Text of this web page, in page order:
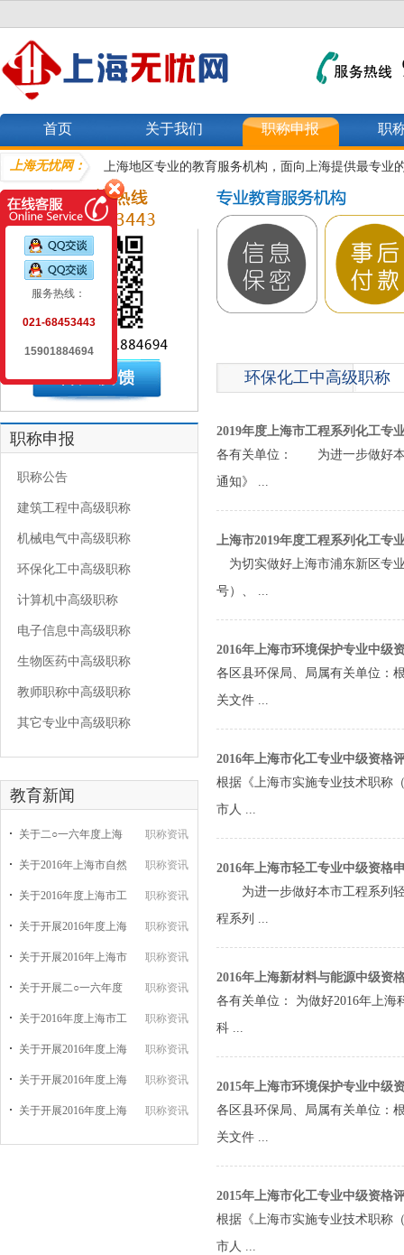
首页 关于我们 职称申报 职
上海无忧网： 上海地区专业的教育服务机构，面向上海提供最专业
职称申报
职称公告
建筑工程中高级职称
机械电气中高级职称
环保化工中高级职称
计算机中高级职称
电子信息中高级职称
生物医药中高级职称
教师职称中高级职称
其它专业中高级职称
教育新闻
关于二○一六年度上海 职称资讯
关于2016年上海市自然 职称资讯
关于2016年度上海市工 职称资讯
关于开展2016年度上海 职称资讯
关于开展2016年上海市 职称资讯
关于开展二○一六年度 职称资讯
关于2016年度上海市工 职称资讯
关于开展2016年度上海 职称资讯
关于开展2016年度上海 职称资讯
关于开展2016年度上海 职称资讯
环保化工中高级职称
2019年度上海市工程系列化工专
各有关单位： 为进一步做好本
通知》 ...
上海市2019年度工程系列化工专
为切实做好上海市浦东新区专
号）、 ...
2016年上海市环境保护专业中级
各区县环保局、局属有关单位：
关文件 ...
2016年上海市化工专业中级资格
根据《上海市实施专业技术职称
市人 ...
2016年上海市轻工专业中级资格
为进一步做好本市工程系列轻
程系列 ...
2016年上海新材料与能源中级资
各有关单位： 为做好2016年上
科 ...
2015年上海市环境保护专业中级
各区县环保局、局属有关单位：
关文件 ...
2015年上海市化工专业中级资格
根据《上海市实施专业技术职称
市人 ...
服务热线：
021-68453443
15901884694